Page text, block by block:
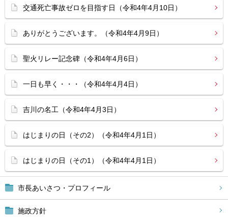
市長あいさつ・プロフィール
施政方針
交通死亡事故ゼロを目指す日（令和4年4月10日）
ありがとうございます。（令和4年4月9日）
聖火リレー記念碑（令和4年4月6日）
一日も早く・・・（令和4年4月4日）
吉川の名工（令和4年4月3日）
はじまりの日（その2）（令和4年4月1日）
はじまりの日（その1）（令和4年4月1日）